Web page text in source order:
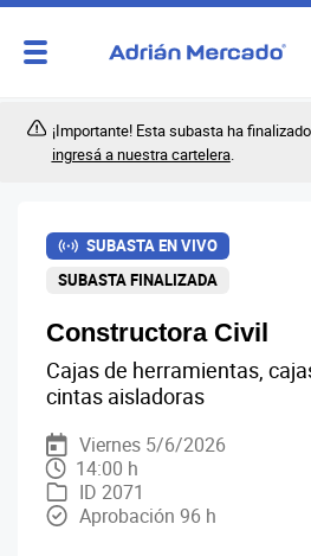
¡Importante! Esta subasta ha
ingresá a nuestra cartelera.
Constructora Civil
SUBASTA EN VIVO
SUBASTA FINALIZADA
Cajas de herramientas,
cintas aisladoras
Viernes 5/6/2026
14:00 h
ID 2071
Aprobación 96 h